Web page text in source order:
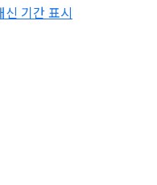
기간 표시